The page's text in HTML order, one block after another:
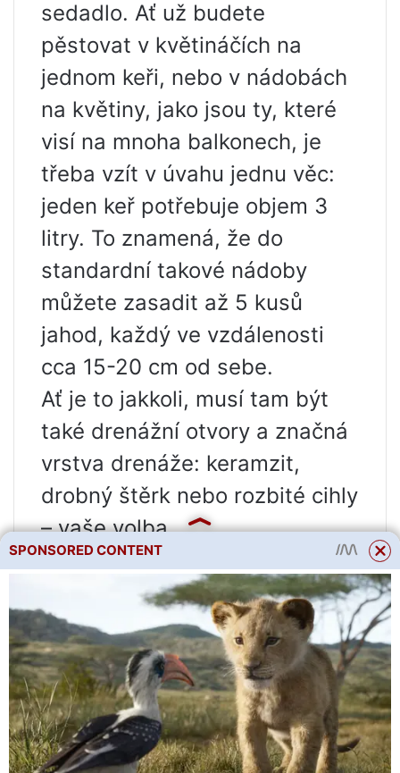
sedadlo. Ať už budete
pěstovat v květináčích na
jednom keři, nebo v nádobách
na květiny, jako jsou ty, které
visí na mnoha balkonech, je
třeba vzít v úvahu jednu věc:
jeden keř potřebuje objem 3
litry. To znamená, že do
standardní takové nádoby
můžete zasadit až 5 kusů
jahod, každý ve vzdálenosti
cca 15-20 cm od sebe.
Ať je to jakkoli, musí tam být
také drenážní otvory a značná
vrstva drenáže: keramzit,
drobný štěrk nebo rozbité cihly
– vaše volba.
Výsadba a péče
Pěstování jahod nevyžaduje
žádnou speciální směs půdy.
Nejprve se můžete omezit jen
na univerzálně zakoupenou
směs na květiny. Za druhé,
můžete si to vyrobit sami:
SPONSORED CONTENT